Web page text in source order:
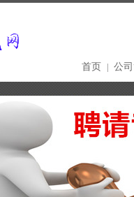
首页 公